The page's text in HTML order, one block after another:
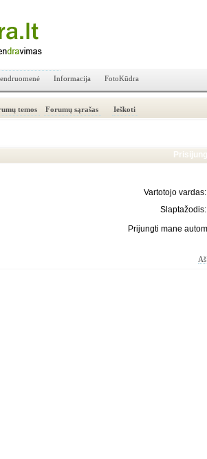
Informacija FotoKūdra
temos Forumų sąrašas Ieškoti
Vartotojo vardas:
Slaptažodis:
Prijungti mane